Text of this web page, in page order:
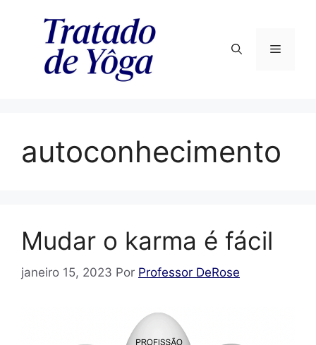
conteúdo
Menu
autoconhecimento
Mudar o karma é fácil
janeiro 15, 2023 Por Professor DeRose